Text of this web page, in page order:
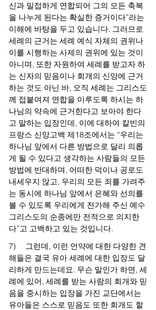
신과 밀접하게 연합되어 그의 모든 축복
을 나누게 된다는 확실한 증거이다”라는
이해에 바탕을 두고 있습니다. 그러므로
세례의 근거는 세례 예식 자체의 권위나
이를 시행하는 사제의 권위에 있는 것이
아니며, 또한 자원하여 세례를 받고자 하
는 신자의 믿음이나 회개의 신앙에 근거
하는 것도 아닌 바, 오직 세례는 그리스도
께 접붙여져 연합을 이루도록 하시는 하
나님의 약속에 근거한다고 보아야 한다
고 말하는 입장인데, 이에 대하여 칼빈의
프랑스 신앙고백 제18조에서는 “우리는
하나님 앞에서 다른 방법으로 달리 의롭
게 될 수 있다고 생각하는 사람들의 모든
방법에 반대하며, 어떠한 덕이나 공로도
내세우지 않고, 우리의 모든 죄를 가려주
는 동시에 하나님 앞에서 은혜와 선의를
볼 수 있도록 우리에게 전가해 주신 예수
그리스도의 순종에만 전적으로 의지한
다”고 고백하고 있는 것입니다.
7)     그런데, 이런 언약에 대한 다양한 견
해들은 결국 유아 세례에 대한 입장도 달
리하게 만드는데요. 무슨 말인가 하면, 세
례에 있어, 세례를 받는 사람의 회개와 믿
음을 중시하는 입장을 가진 교단에서는
유아들은 스스로 믿음도 또한 회개도 할